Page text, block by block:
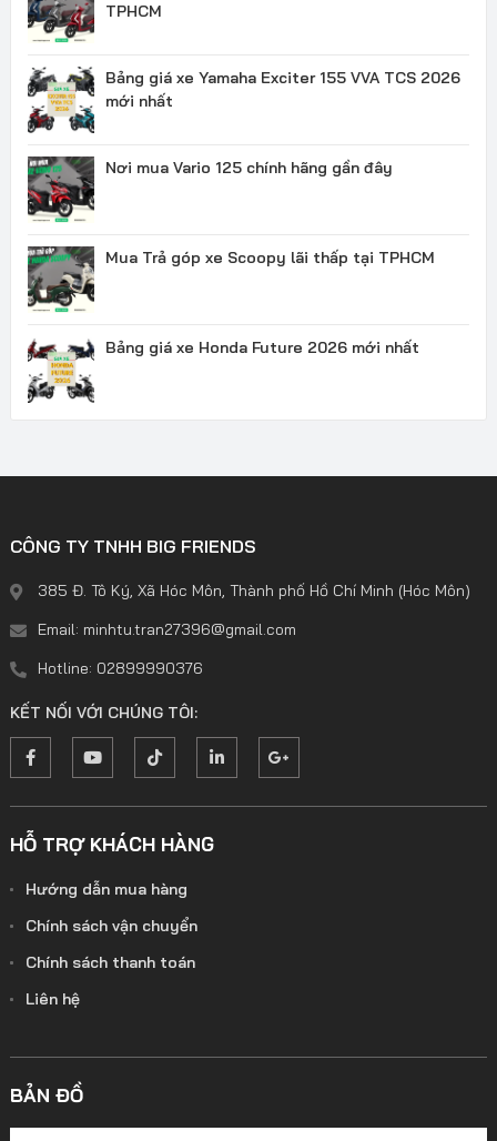
TPHCM
Bảng giá xe Yamaha Exciter 155 VVA TCS 2026
mới nhất
Nơi mua Vario 125 chính hãng gần đây
Mua Trả góp xe Scoopy lãi thấp tại TPHCM
Bảng giá xe Honda Future 2026 mới nhất
CÔNG TY TNHH BIG FRIENDS
385 Đ. Tô Ký, Xã Hóc Môn, Thành phố Hồ Chí Minh (Hóc Môn)
Email: minhtu.tran27396@gmail.com
Hotline: 02899990376
KẾT NỐI VỚI CHÚNG TÔI:
HỖ TRỢ KHÁCH HÀNG
Hướng dẫn mua hàng
Chính sách vận chuyển
Chính sách thanh toán
Liên hệ
BẢN ĐỒ